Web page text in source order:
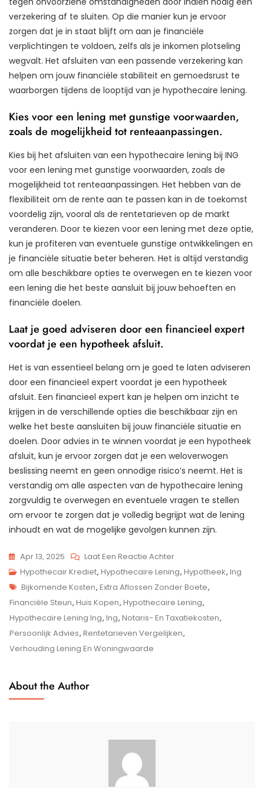
verzekering af te sluiten. Op die manier kun je ervoor
zorgen dat je in staat blijft om aan je financiële
verplichtingen te voldoen, zelfs als je inkomen plotseling
wegvalt. Het afsluiten van een passende verzekering kan
helpen om jouw financiële stabiliteit en gemoedsrust te
waarborgen tijdens de looptijd van je hypothecaire lening.
Kies voor een lening met gunstige voorwaarden,
zoals de mogelijkheid tot renteaanpassingen.
Kies bij het afsluiten van een hypothecaire lening bij ING
voor een lening met gunstige voorwaarden, zoals de
mogelijkheid tot renteaanpassingen. Het hebben van de
flexibiliteit om de rente aan te passen kan in de toekomst
voordelig zijn, vooral als de rentetarieven op de markt
veranderen. Door te kiezen voor een lening met deze optie,
kun je profiteren van eventuele gunstige ontwikkelingen en
je financiële situatie beter beheren. Het is altijd verstandig
om alle beschikbare opties te overwegen en te kiezen voor
een lening die het beste aansluit bij jouw behoeften en
financiële doelen.
Laat je goed adviseren door een financieel expert
voordat je een hypotheek afsluit.
Het is van essentieel belang om je goed te laten adviseren
door een financieel expert voordat je een hypotheek
afsluit. Een financieel expert kan je helpen om inzicht te
krijgen in de verschillende opties die beschikbaar zijn en
welke het beste aansluiten bij jouw financiële situatie en
doelen. Door advies in te winnen voordat je een hypotheek
afsluit, kun je ervoor zorgen dat je een weloverwogen
beslissing neemt en geen onnodige risico’s neemt. Het is
verstandig om alle aspecten van de hypothecaire lening
zorgvuldig te overwegen en eventuele vragen te stellen
om ervoor te zorgen dat je volledig begrijpt wat de lening
inhoudt en wat de mogelijke gevolgen kunnen zijn.
Apr 13, 2025 Laat Een Reactie AchterOp
Hypotheekopties
Bij
ING:
Vind
De
Hypothecair Krediet, Hypothecaire Lening, Hypotheek, Ing
Tags
Bijkomende Kosten, Extra Aflossen Zonder Boete,
Financiële Steun, Huis Kopen, Hypothecaire Lening,
Hypothecaire Lening Ing, Ing, Notaris- En Taxatiekosten,
Persoonlijk Advies, Rentetarieven Vergelijken,
Verhouding Lening En Woningwaarde
About the Author